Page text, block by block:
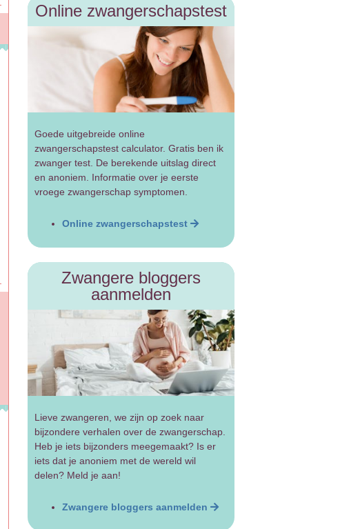
Online zwangerschapstest
Goede uitgebreide online
zwangerschapstest calculator. Gratis ben ik
zwanger test. De berekende uitslag direct
en anoniem. Informatie over je eerste
vroege zwangerschap symptomen.
Online zwangerschapstest
Zwangere bloggers
aanmelden
Lieve zwangeren, we zijn op zoek naar
bijzondere verhalen over de zwangerschap.
Heb je iets bijzonders meegemaakt? Is er
iets dat je anoniem met de wereld wil
delen? Meld je aan!
Zwangere bloggers aanmelden